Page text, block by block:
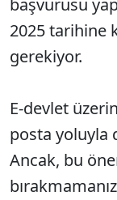
başvurusu
2025 tarihine
gerekiyor.
E-devlet
posta yoluyla
Ancak, bu